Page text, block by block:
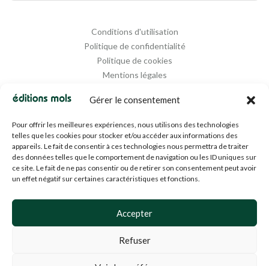
Gérer le consentement
Pour offrir les meilleures expériences, nous utilisons des technologies
telles que les cookies pour stocker et/ou accéder aux informations des
appareils. Le fait de consentir à ces technologies nous permettra de traiter
des données telles que le comportement de navigation ou les ID uniques sur
ce site. Le fait de ne pas consentir ou de retirer son consentement peut avoir
un effet négatif sur certaines caractéristiques et fonctions.
Accepter
Refuser
Conditions d'utilisation
Politique de confidentialité
Politique de cookies
Mentions légales
Agence Media 112